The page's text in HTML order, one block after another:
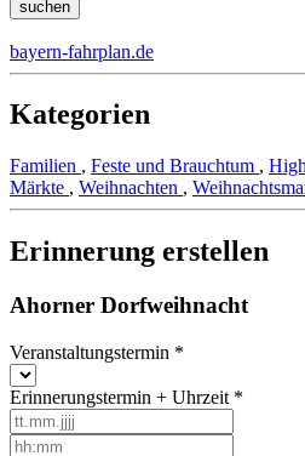
bayern-fahrplan.de
Kategorien
Familien , Feste und Brauchtum ,
Märkte , Weihnachten ,
Erinnerung erstellen
Ahorner Dorfweihnacht
Veranstaltungstermin *
Erinnerungstermin + Uhrzeit *